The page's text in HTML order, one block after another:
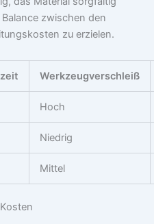
zwischen den
zu erzielen.
Werkzeugverschleiß
Hoch
Niedrig
Mittel